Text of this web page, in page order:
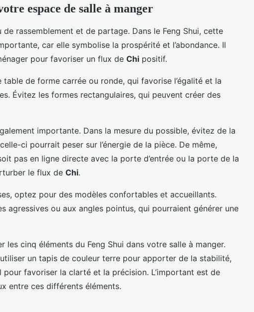
espace de salle à manger
de rassemblement et de partage. Dans le Feng Shui, cette
car elle symbolise la prospérité et l’abondance. Il
pour favoriser un flux de Chi positif.
table de forme carrée ou ronde, qui favorise l’égalité et la
Évitez les formes rectangulaires, qui peuvent créer des
importante. Dans la mesure du possible, évitez de la
ci pourrait peser sur l’énergie de la pièce. De même,
pas en ligne directe avec la porte d’entrée ou la porte de la
le flux de Chi.
optez pour des modèles confortables et accueillants.
agressives ou aux angles pointus, qui pourraient générer une
les cinq éléments du Feng Shui dans votre salle à manger.
un tapis de couleur terre pour apporter de la stabilité,
pour favoriser la clarté et la précision. L’important est de
entre ces différents éléments.